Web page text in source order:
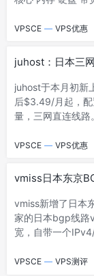
VPSCE — VPS优惠
juhost：日本三
juhost于本月初新
后$3.49/月起，
量，三网直连线
VPSCE — VPS优惠
vmiss日本东京
vmiss新增了日本
家的日本bgp线路
宽，自带一个
VPSCE — VPS测评